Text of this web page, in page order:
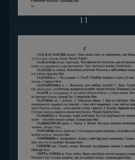
11